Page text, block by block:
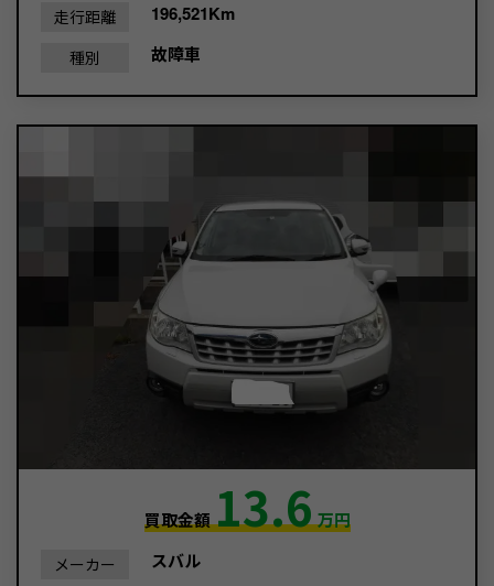
走行距離 196,521Km
種別 故障車
買取金額13.6万円
メーカー スバル